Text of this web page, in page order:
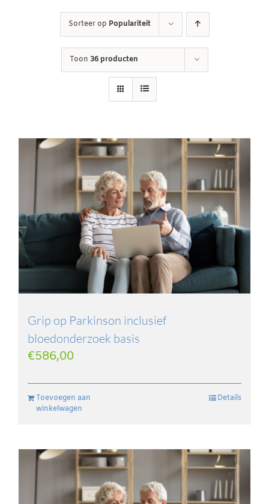
WinkelwagenSorteer op Populariteit
Toon 36 producten
Grip op Parkinson inclusief
bloedonderzoek basis
€586,00
Toevoegen aan
winkelwagen
Details